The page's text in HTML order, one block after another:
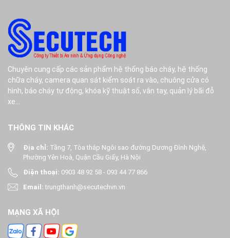
Chuyên cung cấp các sản phẩm hệ thống báo cháy, hệ thống
chữa cháy, camera quan sát kiểm soát ra vào, chuông cửa có
hình, báo cháy tự động, khóa kỹ thuật số, vân tay, quản lý bãi đỗ
xe...
THÔNG TIN KHÁC
Địa chỉ: Tầng 7, Tòa tháp Ngôi sao đường Dương Đình Nghệ,
Phường Yên Hoà, Quận Cầu Giấy, Hà Nội
Điện thoại: 0903 48 92 58 - 093 44 77 866
Email:trungthanh@secutechvn.vn
MẠNG XÃ HỘI